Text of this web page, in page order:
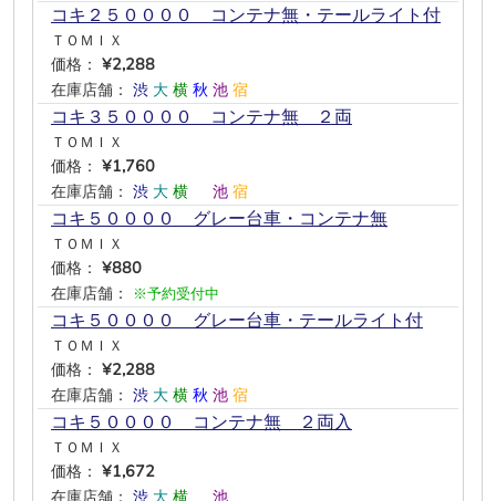
コキ２５００００ コンテナ無・テールライト付
ＴＯＭＩＸ
価格： ¥2,288
在庫店舗： 渋 大 横 秋 池 宿
コキ３５００００ コンテナ無 ２両
ＴＯＭＩＸ
価格： ¥1,760
在庫店舗： 渋 大 横 池 宿
コキ５００００ グレー台車・コンテナ無
ＴＯＭＩＸ
価格： ¥880
在庫店舗：
※予約受付中
コキ５００００ グレー台車・テールライト付
ＴＯＭＩＸ
価格： ¥2,288
在庫店舗： 渋 大 横 秋 池 宿
コキ５００００ コンテナ無 ２両入
ＴＯＭＩＸ
価格： ¥1,672
在庫店舗： 渋 大 横 池